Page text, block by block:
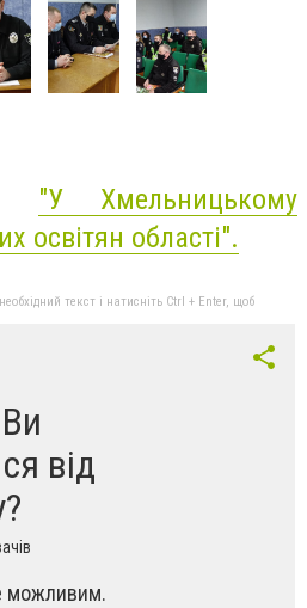
"У Хмельницькому
освітян області".
текст і натисніть Ctrl + Enter, щоб
від
можливим.